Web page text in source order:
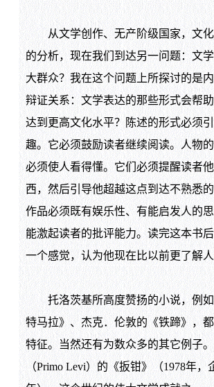
从文学创作、无产阶级国家，文化
的分析，现在我们到达另一问题：文
大群众？我在这个问题上所探讨的是
辩证关系：文学表达的那些形式会帮
达到更高文化水平？陈述的形式必须
趣。它必须鼓励读者继续阅读。人物
必须使人看得懂。它们必须提醒读者
西，然后引导他超越这点到达不熟悉
作品必须既有娱乐性、有能启发人的
能激起读者的批评能力。读完这本书
一个感觉，认为他现在比以前更了解人
托洛茨基所高度赞扬的小说，例如
特马拉》、杰克．伦敦的《铁蹄》，
特征。当然还有为数众多的其它例子
（Primo Levi）的《扳钳》（1978年，